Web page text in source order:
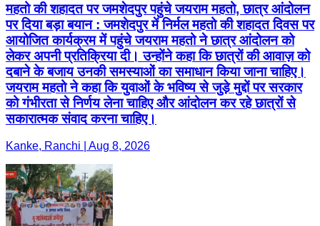
महतो की शहादत पर जमशेदपुर पहुंचे जयराम महतो, छात्र आंदोलन
पर दिया बड़ा बयान : जमशेदपुर में निर्मल महतो की शहादत दिवस पर
आयोजित कार्यक्रम में पहुंचे जयराम महतो ने छात्र आंदोलन को
लेकर अपनी प्रतिक्रिया दी। उन्होंने कहा कि छात्रों की आवाज़ को
दबाने के बजाय उनकी समस्याओं का समाधान किया जाना चाहिए।
जयराम महतो ने कहा कि युवाओं के भविष्य से जुड़े मुद्दों पर सरकार
को गंभीरता से निर्णय लेना चाहिए और आंदोलन कर रहे छात्रों से
सकारात्मक संवाद करना चाहिए।
Kanke, Ranchi | Aug 8, 2026